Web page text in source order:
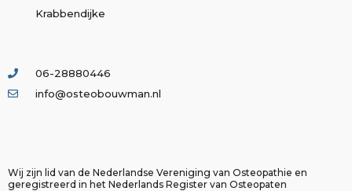
Krabbendijke
06-28880446
info@osteobouwman.nl
Wij zijn lid van de Nederlandse Vereniging van Osteopathie en
geregistreerd in het Nederlands Register van Osteopaten